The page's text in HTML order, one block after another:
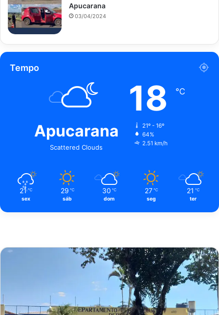
Apucarana
03/04/2024
Tempo
Apucarana
Scattered Clouds
18 ℃
21º - 16º
64%
2.51 km/h
21 ℃
sex
29 ℃
sáb
30 ℃
dom
27 ℃
seg
21 ℃
ter